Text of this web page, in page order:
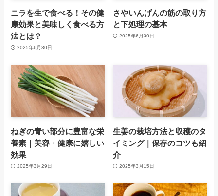
ニラを生で食べる！その健
康効果と美味しく食べる方
法とは？
2025年6月30日
さやいんげんの筋の取り方
と下処理の基本
2025年6月30日
ねぎの青い部分に豊富な栄
養素｜美容・健康に嬉しい
効果
2025年3月29日
生姜の栽培方法と収穫のタ
イミング｜保存のコツも紹
介
2025年3月15日